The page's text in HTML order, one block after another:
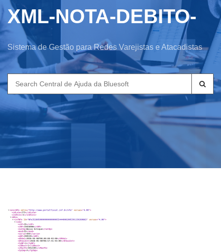
XML-NOTA-DEBITO-
Sistema de Gestão para Redes Varejistas e Atacadistas
Search
for: